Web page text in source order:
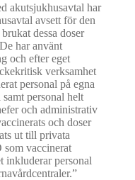
akutsjukhusavtal har
avsett för den
dessa doser
har använt
och efter eget
verksamhet
personal på egna
personal helt
och administrativ
och doser
ut till privata
som vaccinerat
inkluderar personal